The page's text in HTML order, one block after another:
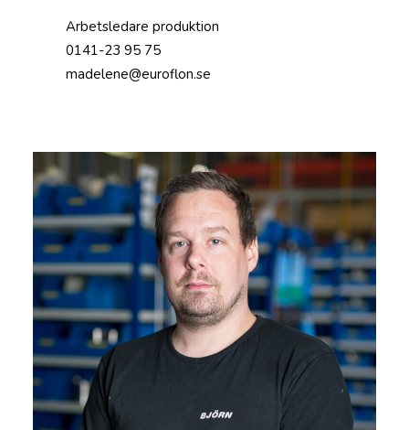
Arbetsledare produktion
0141-23 95 75
madelene@euroflon.se